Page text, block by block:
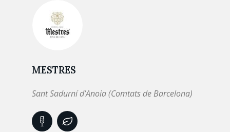
MESTRES
Sant Sadurní d’Anoia (Comtats de Barcelona)